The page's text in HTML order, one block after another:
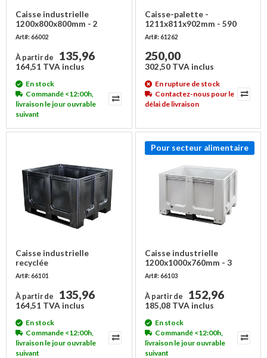
Caisse industrielle
1200x800x800mm - 2
semelles empilable
Art#: 66002
À partir de 135,96
164,51 TVA inclus
En stock
Commandé <12:00h,
livraison le jour ouvrable
suivant
Caisse-palette -
1211x811x902mm - 590
litres - Pliable en plusieurs
Art#: 61262
250,00
302,50 TVA inclus
En rupture de stock
Contactez-nous pour le
délai de livraison
Caisse industrielle
recyclée
1200x1000x760mm - 3
semelles, empilable
Art#: 66101
À partir de 135,96
164,51 TVA inclus
En stock
Commande <12:00h,
livraison le jour ouvrable
suivant
Pour secteur alimentaire
Caisse industrielle
1200x1000x760mm - 3
semelles
Art#: 66103
À partir de 152,96
185,08 TVA inclus
En stock
Commandé <12:00h,
livraison le jour ouvrable
suivant